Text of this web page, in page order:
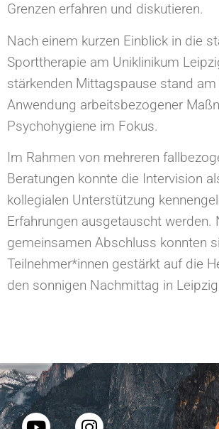
Grenzen erfahren und diskutieren.
Nach einem kurzen Einblick in die
Sporttherapie am Uniklinikum
stärkenden Mittagspause stand
Anwendung arbeitsbezogener
Psychohygiene im Fokus.
Im Rahmen von mehreren
Beratungen konnte die Intervision
kollegialen Unterstützung
Erfahrungen ausgetauscht werden.
gemeinsamen Abschluss konnten
Teilnehmer*innen gestärkt auf die
den sonnigen Nachmittag in